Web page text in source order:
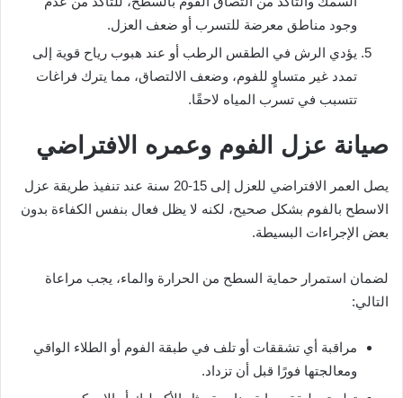
وجود مناطق معرضة للتسرب أو ضعف العزل.
يؤدي الرش في الطقس الرطب أو عند هبوب رياح قوية إلى
تمدد غير متساوٍ للفوم، وضعف الالتصاق، مما يترك فراغات
تتسبب في تسرب المياه لاحقًا.
صيانة عزل الفوم وعمره الافتراضي
يصل العمر الافتراضي للعزل إلى 15-20 سنة عند تنفيذ طريقة عزل
الاسطح بالفوم بشكل صحيح، لكنه لا يظل فعال بنفس الكفاءة بدون
بعض الإجراءات البسيطة.
لضمان استمرار حماية السطح من الحرارة والماء، يجب مراعاة
التالي:
مراقبة أي تشققات أو تلف في طبقة الفوم أو الطلاء الواقي
ومعالجتها فورًا قبل أن تزداد.